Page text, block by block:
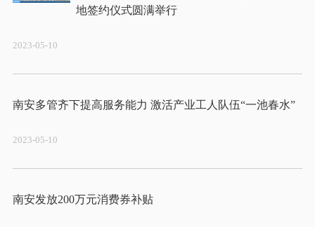
2023-05-10
南安多管齐下提高服务能力 激活产业工人队伍“一池春水”
2023-05-10
南安发放200万元消费券补贴